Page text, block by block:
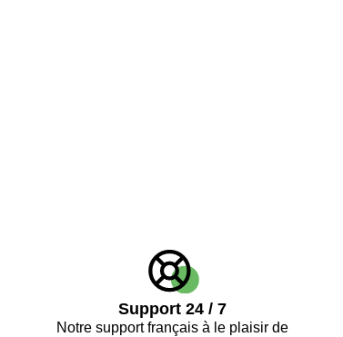
Support 24 / 7
Notre support français à le plaisir de